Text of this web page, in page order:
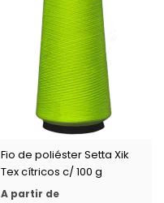
Fio de poliéster Setta Xik
Tex cítricos c/ 100 g
A partir de